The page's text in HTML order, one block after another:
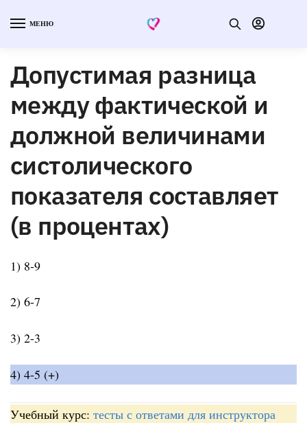
МЕНЮ
Допустимая разница
между фактической и
должной величинами
систолического
показателя составляет
(в процентах)
1) 8-9
2) 6-7
3) 2-3
4) 4-5 (+)
Учебный курс: тесты с ответами для инструктора